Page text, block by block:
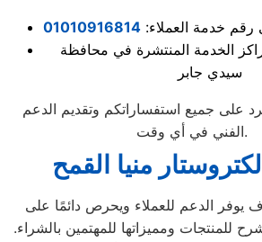
رقم خدمة العملاء: 01010916814
الخدمة المنتشرة في محافظة
سيدي جابر
على جميع استفساراتكم وتقديم الدعم
الفني في أي وقت.
منيا القمح
يوفر الدعم للعملاء ويحرص دائمًا على
للمنتجات ومميزاتها للمهتمين بالشراء.